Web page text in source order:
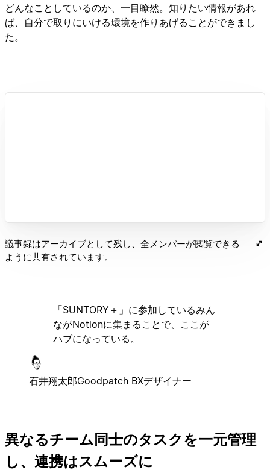
どんなことしているのか、一目瞭然。知りたい情報があれ
ば、自分で取りにいける環境を作りあげることができまし
た。
議事録はアーカイブとして残し、全メンバーが閲覧できる
ように共有されています。
「SUNTORY＋」に参加しているみん
ながNotionに集まることで、ここが
ハブになっている。
石井翔太郎Goodpatch BXデザイナー
異なるチーム同士のタスクを一元管理
し、連携はスムーズに